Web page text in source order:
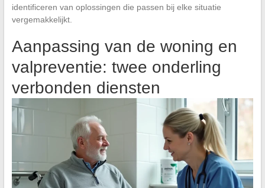
identificeren van oplossingen die passen bij elke situatie
vergemakkelijkt.
Aanpassing van de woning en
valpreventie: twee onderling
verbonden diensten